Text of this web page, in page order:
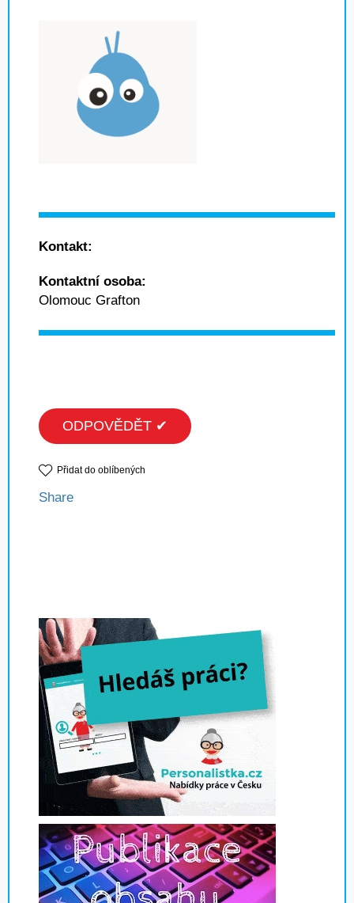
Kontakt:
Kontaktní osoba:
Olomouc Grafton
ODPOVĚDĚT ✔
Přidat do oblíbených
Share